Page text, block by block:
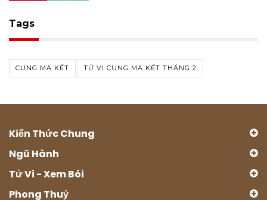
Tags
CUNG MA KẾT TỬ VI CUNG MA KẾT THÁNG 2
Kiến Thức Chung
Ngũ Hành
Tử Vi - Xem Bói
Phong Thuỷ